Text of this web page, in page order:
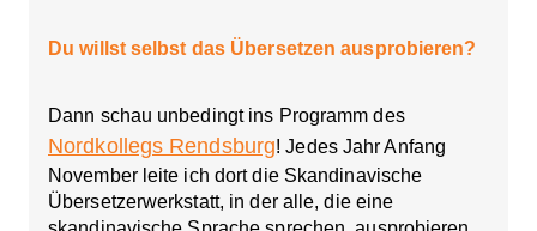
Du willst selbst das Übersetzen ausprobieren?
Dann schau unbedingt ins Programm des
Nordkollegs Rendsburg! Jedes Jahr Anfang
November leite ich dort die Skandinavische
Übersetzerwerkstatt, in der alle, die eine